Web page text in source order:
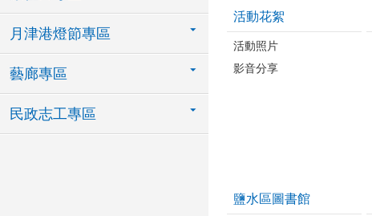
月津港燈節專區
藝廊專區
民政志工專區
活動花絮
活動照片
影音分享
鹽水區圖書館